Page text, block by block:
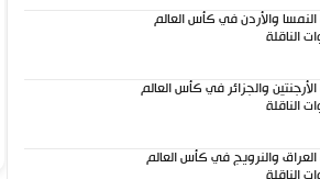
والأردن في كأس العالم
والجزائر في كأس العالم
والنرويج في كأس العالم